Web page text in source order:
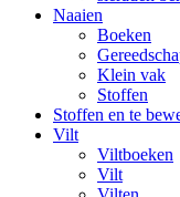
Naaien
Boeken
Klein vak
Stoffen
Stoffen en te
Vilt
Viltboeken
Vilt